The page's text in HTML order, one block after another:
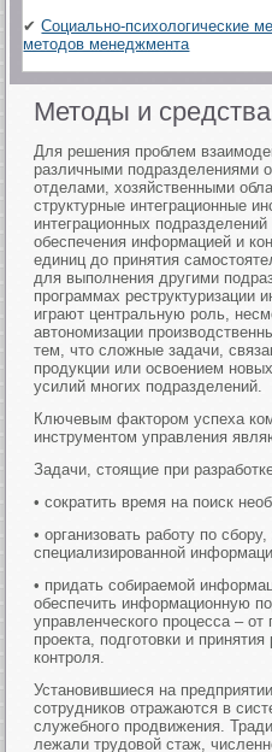
✔Социально-психологические
методов менеджмента
Методы и
Для решения проблем
различными подразделениями
отделами, хозяйственными
структурные интеграционные
интеграционных
обеспечения информацией и
единиц до принятия
для выполнения другими
программах реструктуризации
играют центральную роль,
автономизации
тем, что сложные задачи,
продукции или освоением
усилий многих подразделений.
Ключевым фактором успеха
инструментом управления
Задачи, стоящие при
• сократить время на поиск
• организовать работу по
специализированной
• придать собираемой
обеспечить информационную
управленческого процесса –
проекта, подготовки и
контроля.
Установившиеся на
сотрудников отражаются в
служебного продвижения.
лежали трудовой стаж,